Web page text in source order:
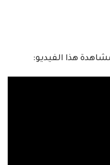
هذا الفيديو: